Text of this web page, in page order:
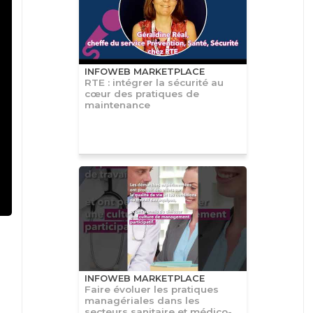
INFOWEB MARKETPLACE
RTE : intégrer la sécurité au
cœur des pratiques de
maintenance
INFOWEB MARKETPLACE
Faire évoluer les pratiques
managériales dans les